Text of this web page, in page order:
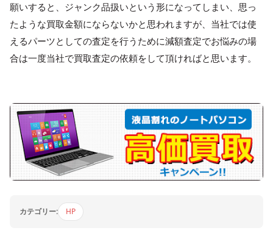
願いすると、ジャンク品扱いという形になってしまい、思っ
たような買取金額にならないかと思われますが、当社では使
えるパーツとしての査定を行うために減額査定でお悩みの場
合は一度当社で買取査定の依頼をして頂ければと思います。
カテゴリー: HP